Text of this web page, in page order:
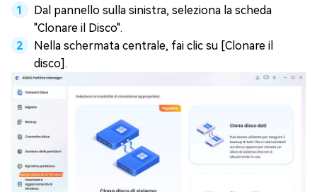
Dal pannello sulla sinistra, seleziona la scheda
"Clonare il Disco".
Nella schermata centrale, fai clic su [Clonare il
disco].